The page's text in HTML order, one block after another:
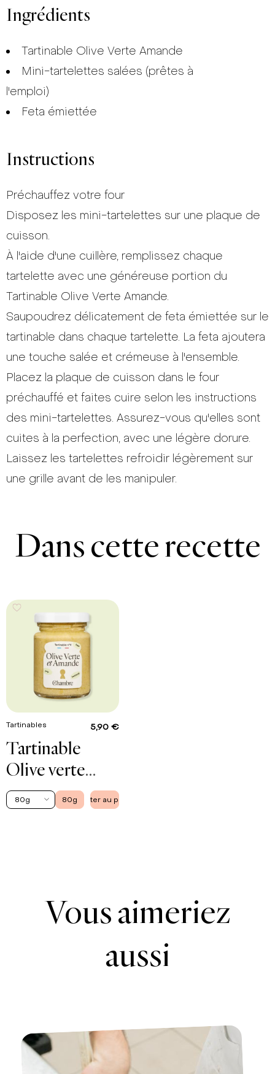
Ingrédients
Tartinable Olive Verte Amande
Mini-tartelettes salées (prêtes à
l'emploi)
Feta émiettée
Instructions
Préchauffez votre four
Disposez les mini-tartelettes sur une plaque de
cuisson.
À l'aide d'une cuillère, remplissez chaque
tartelette avec une généreuse portion du
Tartinable Olive Verte Amande.
Saupoudrez délicatement de feta émiettée sur le
tartinable dans chaque tartelette. La feta ajoutera
une touche salée et crémeuse à l'ensemble.
Placez la plaque de cuisson dans le four
préchauffé et faites cuire selon les instructions
des mini-tartelettes. Assurez-vous qu'elles sont
cuites à la perfection, avec une légère dorure.
Laissez les tartelettes refroidir légèrement sur
une grille avant de les manipuler.
Dans cette recette
Tartinables 5,90 €
Tartinable
Olive verte
Amande
80g 80gAjouter au panier
Vous aimeriez
aussi